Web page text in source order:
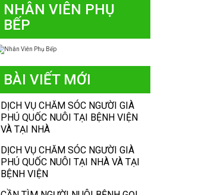
NHÂN VIÊN PHỤ
BẾP
BÀI VIẾT MỚI
DỊCH VỤ CHĂM SÓC NGƯỜI GIÀ
PHÚ QUỐC NUÔI TẠI BỆNH VIỆN
VÀ TẠI NHÀ
DỊCH VỤ CHĂM SÓC NGƯỜI GIÀ
PHÚ QUỐC NUÔI TẠI NHÀ VÀ TẠI
BỆNH VIỆN